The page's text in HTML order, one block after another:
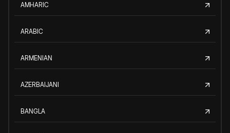
AMHARIC
ARABIC
ARMENIAN
AZERBAIJANI
BANGLA